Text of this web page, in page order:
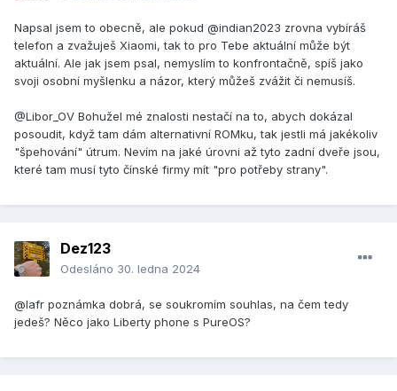
Napsal jsem to obecně, ale pokud @indian2023 zrovna vybíráš
telefon a zvažuješ Xiaomi, tak to pro Tebe aktuální může být
aktuální. Ale jak jsem psal, nemyslím to konfrontačně, spíš jako
svoji osobní myšlenku a názor, který můžeš zvážit či nemusíš.
@Libor_OV Bohužel mé znalosti nestačí na to, abych dokázal
posoudit, když tam dám alternativní ROMku, tak jestli má jakékoliv
"špehování" útrum. Nevím na jaké úrovni až tyto zadní dveře jsou,
které tam musí tyto čínské firmy mít "pro potřeby strany".
Dez123
Odesláno 30. ledna 2024
@lafr poznámka dobrá, se soukromím souhlas, na čem tedy
jedeš? Něco jako Liberty phone s PureOS?